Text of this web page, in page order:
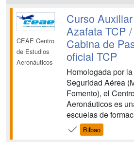
CEAE Centro
de Estudios
Aeronáuticos
Curso
Azafata TCP
Cabina de
oficial TCP
Homologada por
Seguridad Aérea
Fomento), el
Aeronáuticos es
escuelas de
Tripulante de
Cursos de
Bilbao